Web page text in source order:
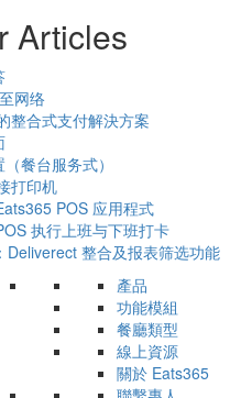
Articles
网络
整合式支付解決方案
餐台服务式）
打印机
POS 应用程式
执行上班与下班打卡
Deliverect 整合及报表筛选功能
產品
功能模組
餐廳類型
線上資源
關於 Eats365